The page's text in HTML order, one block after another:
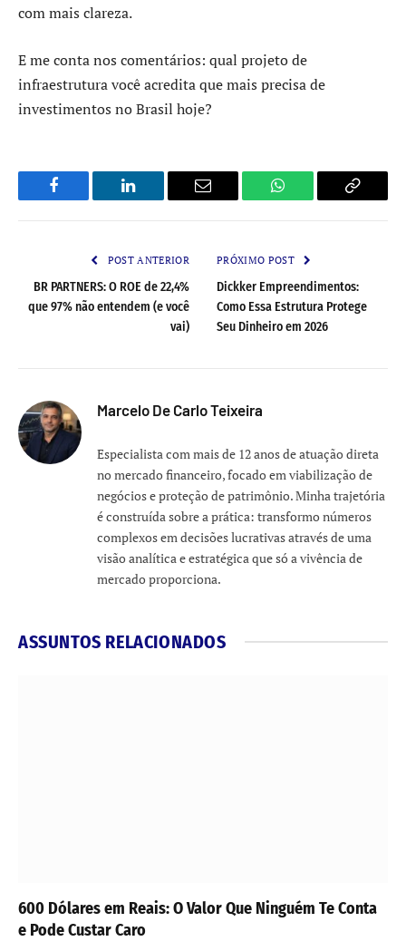
com mais clareza.
E me conta nos comentários: qual projeto de
infraestrutura você acredita que mais precisa de
investimentos no Brasil hoje?
Facebook LinkedIn Email WhatsApp Copy
POST ANTERIOR
BR PARTNERS: O ROE de 22,4%
que 97% não entendem (e você
vai)
PRÓXIMO POST
Dickker Empreendimentos:
Como Essa Estrutura Protege
Seu Dinheiro em 2026
Marcelo De Carlo Teixeira
Especialista com mais de 12 anos de atuação direta
no mercado financeiro, focado em viabilização de
negócios e proteção de patrimônio. Minha trajetória
é construída sobre a prática: transformo números
complexos em decisões lucrativas através de uma
visão analítica e estratégica que só a vivência de
mercado proporciona.
ASSUNTOS RELACIONADOS
600 Dólares em Reais: O Valor Que Ninguém Te Conta
e Pode Custar Caro